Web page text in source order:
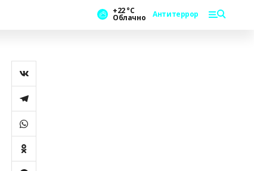
+22 °С
Облачно Антитеррор